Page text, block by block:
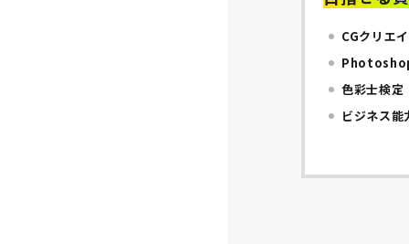
CGクリエ
色彩士検定
ビジネス能